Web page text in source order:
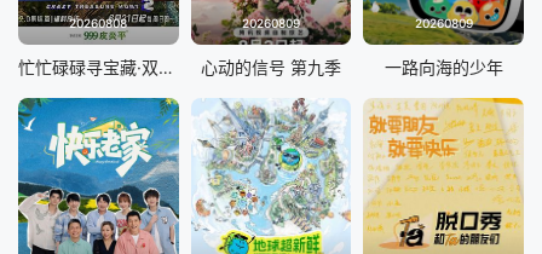
20260808
忙忙碌碌寻宝藏·双人成行季
20260809
心动的信号 第九季
20260809
一路向海的少年